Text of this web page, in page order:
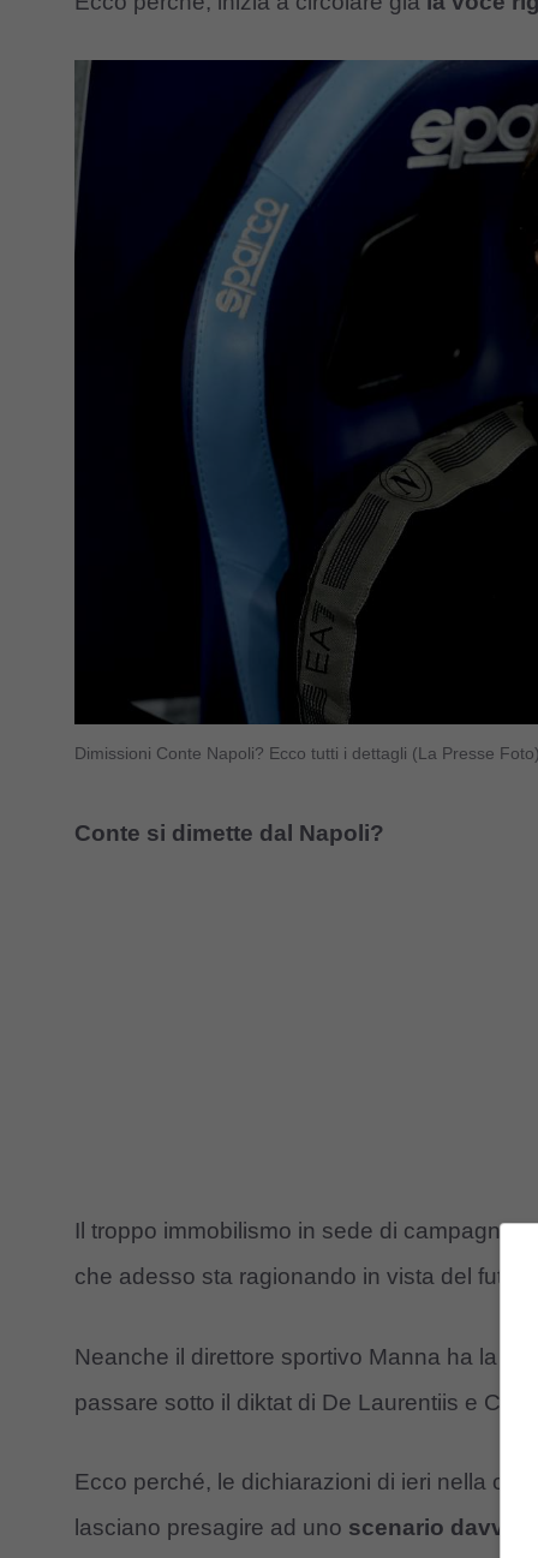
Dimissioni Conte Napoli? Ecco tutti i dettagli (La Presse
Conte si dimette dal Napoli?
Il troppo immobilismo in sede di campagna
che adesso sta ragionando in vista del futuro.
Neanche il direttore sportivo Manna ha la
passare sotto il diktat di De Laurentiis e
Ecco perché, le dichiarazioni di ieri nella
lasciano presagire ad uno scenario